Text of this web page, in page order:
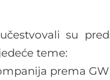
su
teme:
prema GW